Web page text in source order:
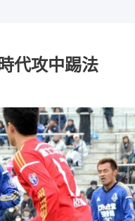
代攻中踢法